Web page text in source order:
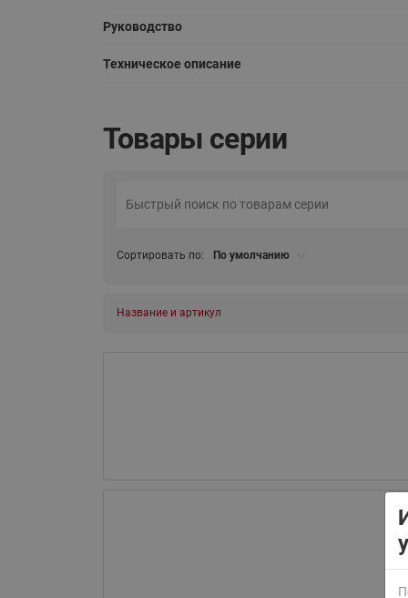
Руководство
Техническое описание
Товары серии
Сортировать по: По умолчанию
Название и артикул